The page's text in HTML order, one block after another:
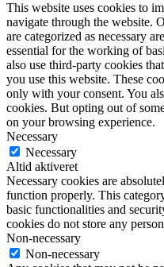
This website uses cookies to
navigate through the website.
are categorized as necessary
essential for the working of
also use third-party cookies
you use this website. These
only with your consent. You
cookies. But opting out of
on your browsing experience.
Necessary
Necessary
Altid aktiveret
Necessary cookies are
function properly. This
basic functionalities and
cookies do not store any
Non-necessary
Non-necessary